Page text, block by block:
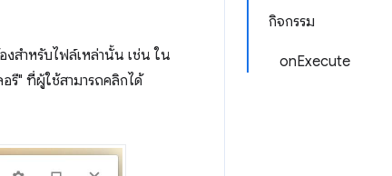
กิจกรรม
onExecute
สำหรับไฟล์เหล่านั้น เช่น ใน
" ที่ผู้ใช้สามารถคลิกได้